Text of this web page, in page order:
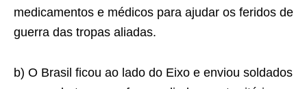
medicamentos e médicos para ajudar os feridos de
guerra das tropas aliadas.
b) O Brasil ficou ao lado do Eixo e enviou soldados